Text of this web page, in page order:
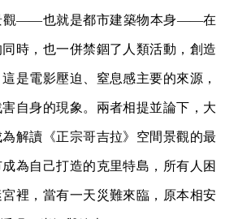
觀——也就是都市建築物本身——在
時，也一併禁錮了人類活動，創造
是電影壓迫、窒息感主要的來源，
自身的現象。兩者相提並論下，大
解讀《正宗哥吉拉》空間景觀的最
為自己打造的克里特島，所有人困
裡，當有一天災難來臨，原本相安